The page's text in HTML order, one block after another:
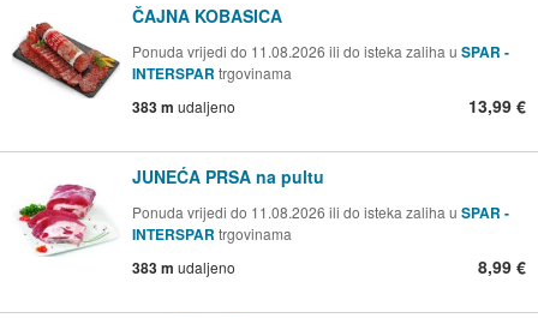
ČAJNA KOBASICA
Ponuda vrijedi do 11.08.2026 ili do isteka zaliha u SPAR -
INTERSPAR trgovinama
383 m udaljeno 13,99 €
JUNEĆA PRSA na pultu
Ponuda vrijedi do 11.08.2026 ili do isteka zaliha u SPAR -
INTERSPAR trgovinama
383 m udaljeno 8,99 €